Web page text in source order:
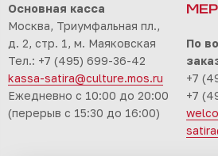
Основная касса
Москва, Триумфальная пл.,
д. 2, стр. 1, м. Маяковская
Тел.: +7 (495) 699-36-42
kassa-satira@culture.mos.ru
Ежедневно с 10:00 до 20:00
(перерыв с 15:30 до 16:00)
По
+7
+7